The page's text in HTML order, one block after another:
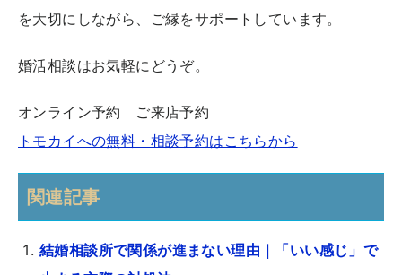
を大切にしながら、ご縁をサポートしています。
婚活相談はお気軽にどうぞ。
オンライン予約 ご来店予約
トモカイへの無料・相談予約はこちらから
関連記事
結婚相談所で関係が進まない理由｜「いい感じ」で